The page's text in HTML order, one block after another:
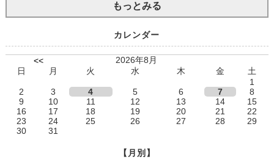
もっとみる
カレンダー
<<
2026年8月
日
月 火 水 木 金
土
1
2
3 4 5 6 7
8
9
10 11 12 13 14
15
16
17 18 19 20 21
22
23
24 25 26 27 28
29
30
31
【月別】